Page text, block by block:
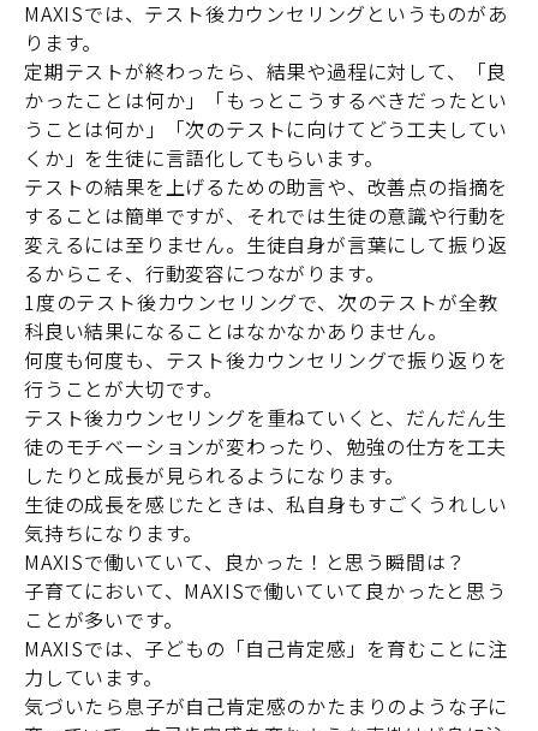
MAXISでは、テスト後カウンセリングというものがあ
ります。
定期テストが終わったら、結果や過程に対して、「良
かったことは何か」「もっとこうするべきだったとい
うことは何か」「次のテストに向けてどう工夫してい
くか」を生徒に言語化してもらいます。
テストの結果を上げるための助言や、改善点の指摘を
することは簡単ですが、それでは生徒の意識や行動を
変えるには至りません。生徒自身が言葉にして振り返
るからこそ、行動変容につながります。
1度のテスト後カウンセリングで、次のテストが全教
科良い結果になることはなかなかありません。
何度も何度も、テスト後カウンセリングで振り返りを
行うことが大切です。
テスト後カウンセリングを重ねていくと、だんだん生
徒のモチベーションが変わったり、勉強の仕方を工夫
したりと成長が見られるようになります。
生徒の成長を感じたときは、私自身もすごくうれしい
気持ちになります。
MAXISで働いていて、 良かった！と思う瞬間は？
子育てにおいて、MAXISで働いていて良かったと思う
ことが多いです。
MAXISでは、子どもの「自己肯定感」を育むことに注
力しています。
気づいたら息子が自己肯定感のかたまりのような子に